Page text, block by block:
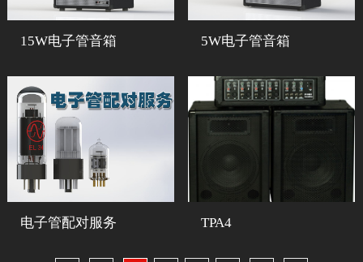
15W电子管音箱 5W电子管音箱
电子管配对服务 TPA4